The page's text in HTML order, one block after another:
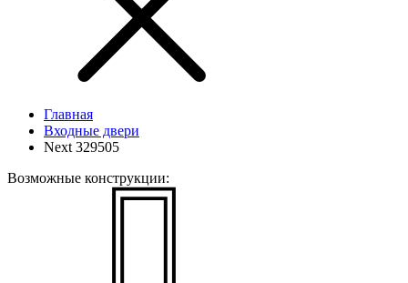
Главная
Входные двери
Next 329505
Возможные конструкции: